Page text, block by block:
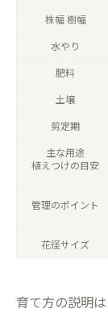
株幅 樹幅
水やり
肥料
土壌
剪定期
主な用途
植えつけの目安
管理のポイント
花径サイズ
育て方の説明は